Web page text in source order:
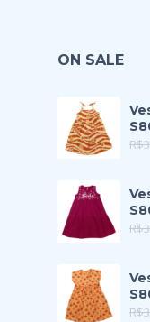
ON SALE
R$
R$
R$